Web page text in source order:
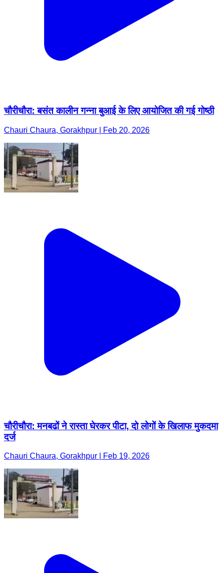
चौरीचौरा: बसंत कालीन गन्ना बुआई के लिए आयोजित की गई गोष्ठी
Chauri Chaura, Gorakhpur | Feb 20, 2026
चौरीचौरा: मनबढों ने रास्ता घेरकर पीटा, दो लोगों के खिलाफ मुकदमा
दर्ज
Chauri Chaura, Gorakhpur | Feb 19, 2026